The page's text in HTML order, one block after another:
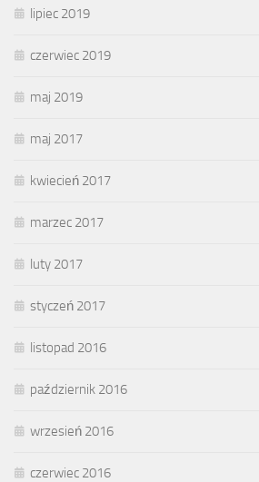
lipiec 2019
czerwiec 2019
maj 2019
maj 2017
kwiecień 2017
marzec 2017
luty 2017
styczeń 2017
listopad 2016
październik 2016
wrzesień 2016
czerwiec 2016